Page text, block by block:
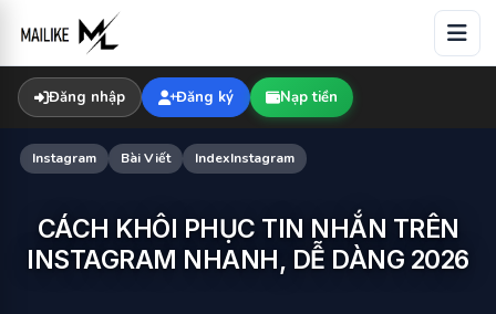
content
Đăng nhập Đăng ký Nạp tiền
Instagram Bài Viết IndexInstagram
CÁCH KHÔI PHỤC TIN NHẮN TRÊN
INSTAGRAM NHANH, DỄ DÀNG 2026